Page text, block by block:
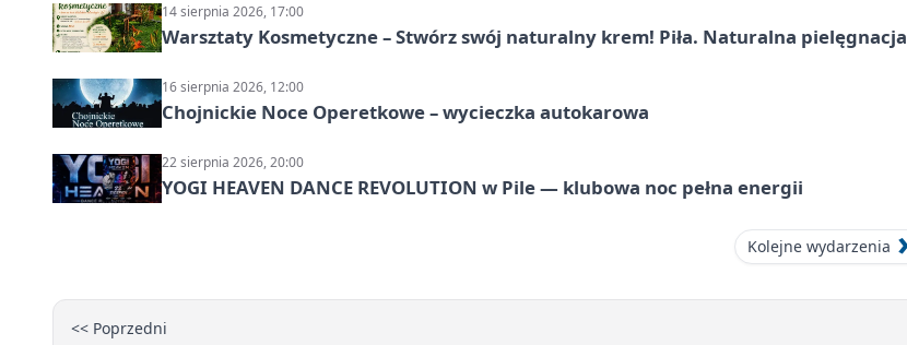
14 sierpnia 2026, 17:00
Warsztaty Kosmetyczne – Stwórz swój naturalny krem! Piła. Naturalna pielęgnacja
16 sierpnia 2026, 12:00
Chojnickie Noce Operetkowe – wycieczka autokarowa
22 sierpnia 2026, 20:00
YOGI HEAVEN DANCE REVOLUTION w Pile — klubowa noc pełna energii
Kolejne wydarzenia
<< Poprzedni